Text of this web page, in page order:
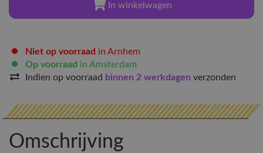
In winkelwagen
Niet op voorraad in Arnhem
Op voorraad in Amsterdam
Indien op voorraad binnen 2 werkdagen verzonden
Omschrijving